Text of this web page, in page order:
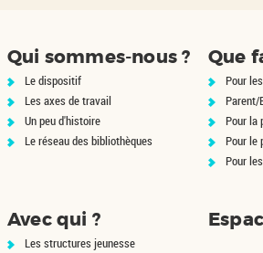
Qui sommes-nous ?
Le dispositif
Les axes de travail
Un peu d'histoire
Le réseau des bibliothèques
Que
Pour
Parent/
Pour la
Pour le
Pour
Avec qui ?
Les structures jeunesse